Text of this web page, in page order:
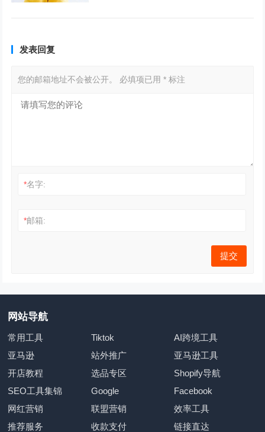
发表回复
您的邮箱地址不会被公开。 必填项已用* 标注
*名字:
*邮箱:
网站导航
常用工具 Tiktok
AI跨境工具
亚马逊
站外推广
亚马逊工具
开店教程
选品专区
Shopify导航
SEO工具集锦
Google
Facebook
网红营销
联盟营销
效率工具
推荐服务
收款支付 链接直达